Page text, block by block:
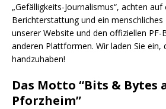
„Gefälligkeits-Journalismus“, achten auf
Berichterstattung und ein
unserer Website und den offiziellen PF-
anderen Plattformen. Wir laden Sie ein,
handzuhaben!
Das Motto “Bits & Bytes
Pforzheim”